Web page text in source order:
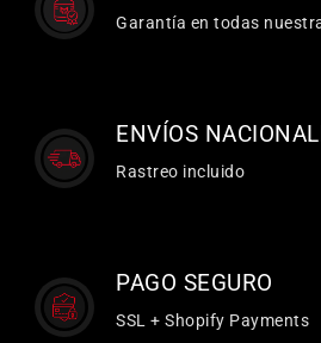
Garantía en todas
ENVÍOS
Rastreo incluido
PAGO SEGURO
SSL + Shopify Payments